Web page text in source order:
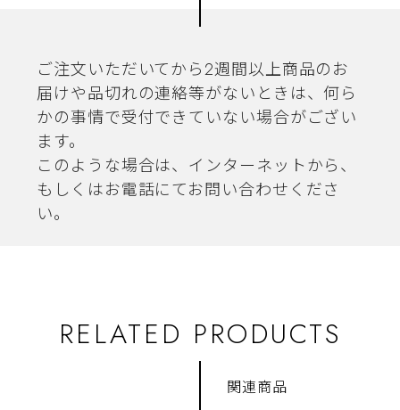
ご注文いただいてから2週間以上商品のお
届けや品切れの連絡等がないときは、何ら
かの事情で受付できていない場合がござい
ます。
このような場合は、インターネットから、
もしくはお電話にてお問い合わせくださ
い。
RELATED PRODUCTS
関連商品